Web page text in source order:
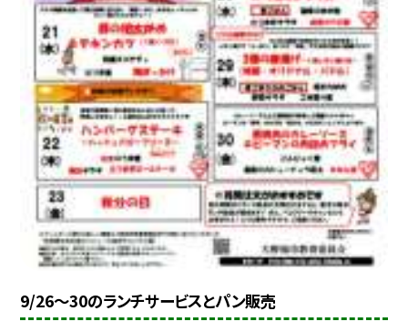
9/26〜30のランチサービスとパン販売